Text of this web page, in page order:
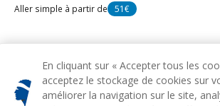
Aller simple à partir de 51€
Bastiaà partir de51€
En cliquant sur « Accepter tous les
acceptez le stockage de cookies sur
améliorer la navigation sur le site,